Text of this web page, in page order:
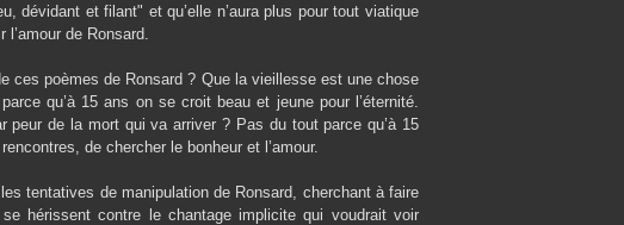
dévidant et filant" et qu’elle n’aura plus pour tout viatique
de Ronsard.
ces poèmes de Ronsard ? Que la vieillesse est une chose
qu’à 15 ans on se croit beau et jeune pour l’éternité.
peur de la mort qui va arriver ? Pas du tout parce qu’à 15
de chercher le bonheur et l’amour.
tentatives de manipulation de Ronsard, cherchant à faire
hérissent contre le chantage implicite qui voudrait voir